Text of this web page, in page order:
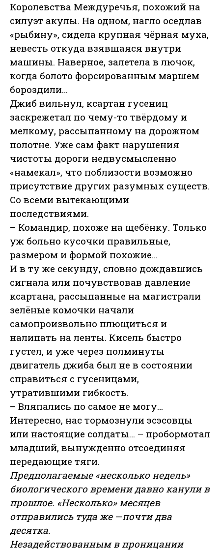
Королевства Междуречья, похожий на
силуэт акулы. На одном, нагло оседлав
«рыбину», сидела крупная чёрная муха,
невесть откуда взявшаяся внутри
машины. Наверное, залетела в лючок,
когда болото форсированным маршем
бороздили…
Джиб вильнул, ксартан гусениц
заскрежетал по чему-то твёрдому и
мелкому, рассыпанному на дорожном
полотне. Уже сам факт нарушения
чистоты дороги недвусмысленно
«намекал», что поблизости возможно
присутствие других разумных существ.
Со всеми вытекающими
последствиями.
– Командир, похоже на щебёнку. Только
уж больно кусочки правильные,
размером и формой похожие…
И в ту же секунду, словно дождавшись
сигнала или почувствовав давление
ксартана, рассыпанные на магистрали
зелёные комочки начали
самопроизвольно плющиться и
налипать на ленты. Кисель быстро
густел, и уже через полминуты
двигатель джиба был не в состоянии
справиться с гусеницами,
утратившими гибкость.
– Вляпались по самое не могу…
Интересно, нас тормознули эсэсовцы
или настоящие солдаты… – пробормотал
младший, вынужденно отсоединяя
передающие тяги.
Предполагаемые «несколько недель»
биологического времени давно канули в
прошлое. «Несколько» месяцев
отправились туда же—почти два
десятка.
Незадействованным в проницании